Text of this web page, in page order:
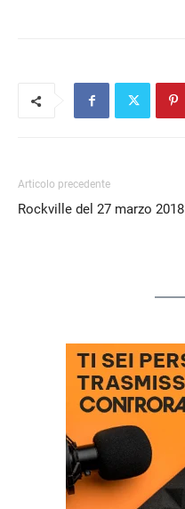
Articolo precedente
Rockville del 27 marzo 2018